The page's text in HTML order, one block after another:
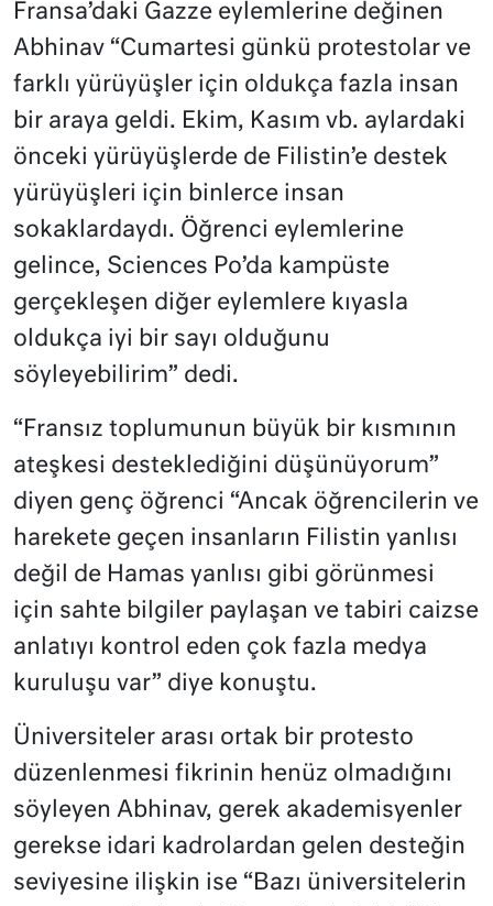
Fransa’daki Gazze eylemlerine değinen
Abhinav “Cumartesi günkü protestolar ve
farklı yürüyüşler için oldukça fazla insan
bir araya geldi. Ekim, Kasım vb. aylardaki
önceki yürüyüşlerde de Filistin’e destek
yürüyüşleri için binlerce insan
sokaklardaydı. Öğrenci eylemlerine
gelince, Sciences Po’da kampüste
gerçekleşen diğer eylemlere kıyasla
oldukça iyi bir sayı olduğunu
söyleyebilirim” dedi.
“Fransız toplumunun büyük bir kısmının
ateşkesi desteklediğini düşünüyorum”
diyen genç öğrenci “Ancak öğrencilerin ve
harekete geçen insanların Filistin yanlısı
değil de Hamas yanlısı gibi görünmesi
için sahte bilgiler paylaşan ve tabiri caizse
anlatıyı kontrol eden çok fazla medya
kuruluşu var” diye konuştu.
Üniversiteler arası ortak bir protesto
düzenlenmesi fikrinin henüz olmadığını
söyleyen Abhinav, gerek akademisyenler
gerekse idari kadrolardan gelen desteğin
seviyesine ilişkin ise “Bazı üniversitelerin